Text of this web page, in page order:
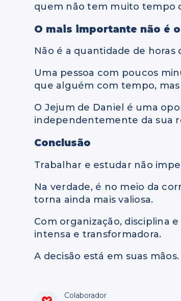
quem não tem muito tempo
O mais importante não é
Não é a quantidade de horas
Uma pessoa com poucos
que alguém com tempo,
O Jejum de Daniel é uma
independentemente da sua
Conclusão
Trabalhar e estudar não
Na verdade, é no meio da
torna ainda mais valiosa.
Com organização, disciplina
intensa e transformadora.
A decisão está em suas mãos.
Colaborador